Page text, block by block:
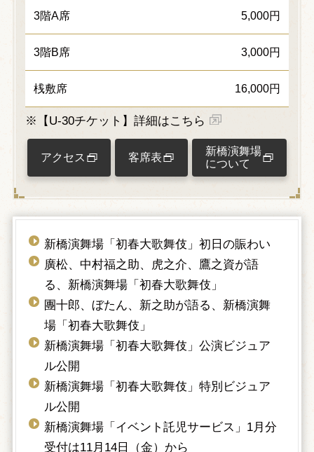
3階A席 5,000円
3階B席 3,000円
桟敷席 16,000円
※【U-30チケット】詳細はこちら
アクセス 客席表
新橋演舞場
について
新橋演舞場「初春大歌舞伎」初日の賑わい
廣松、中村福之助、虎之介、鷹之資が語
る、新橋演舞場「初春大歌舞伎」
團十郎、ぼたん、新之助が語る、新橋演舞
場「初春大歌舞伎」
新橋演舞場「初春大歌舞伎」公演ビジュア
ル公開
新橋演舞場「初春大歌舞伎」特別ビジュア
ル公開
新橋演舞場「イベント託児サービス」1月分
受付は11月14日（金）から